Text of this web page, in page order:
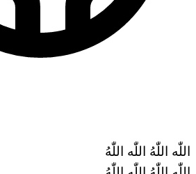
اللّٰه اللّٰهُ اللّٰه اللّٰهُ